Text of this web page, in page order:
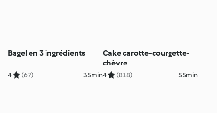
Bagel en 3 ingrédients
4 (67) 35min
Cake carotte-courgette-
chèvre
4 (818) 55min